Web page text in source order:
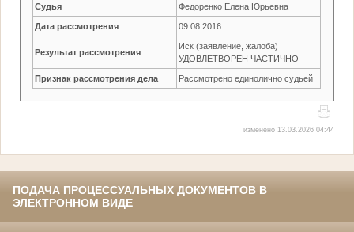
Судья Федоренко Елена Юрьевна
Дата рассмотрения 09.08.2016
Результат рассмотрения
Иск (заявление, жалоба)
УДОВЛЕТВОРЕН ЧАСТИЧНО
Признак рассмотрения дела Рассмотрено единолично судьей
изменено 13.03.2026 04:44
ПОДАЧА ПРОЦЕССУАЛЬНЫХ ДОКУМЕНТОВ В
ЭЛЕКТРОННОМ ВИДЕ